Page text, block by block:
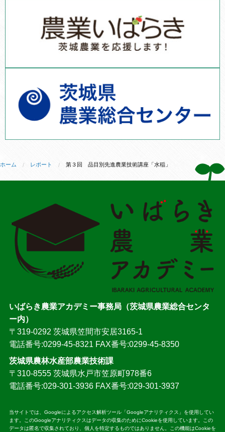
ホーム レポート 第３回 品目別先進農業技術講座「水稲」
いばらき農業アカデミー事務局（茨城県農業総合センタ
ー内）
〒319-0292 茨城県笠間市安居3165-1
電話番号:0299-45-8321 FAX番号:0299-45-8350
茨城県農林水産部農業技術課
〒310-8555 茨城県水戸市笠原町978番6
電話番号:029-301-3936 FAX番号:029-301-3937
当サイトでは、Googleによるアクセス解析ツール「Googleアナリティクス」を使用してい
ます。このGoogleアナリティクスはデータの収集のためにCookieを使用しています。この
データは匿名で収集されており、個人を特定するものではありません。この機能はCookieを